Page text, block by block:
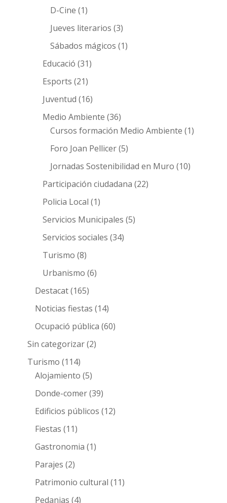
D-Cine (1)
Jueves literarios (3)
Sábados mágicos (1)
Educació (31)
Esports (21)
Juventud (16)
Medio Ambiente (36)
Cursos formación Medio Ambiente (1)
Foro Joan Pellicer(5)
Jornadas Sostenibilidad en Muro (10)
Participación ciudadana (22)
Policia Local (1)
Servicios Municipales (5)
Servicios sociales (34)
Turismo (8)
Urbanismo (6)
Destacat(165)
Noticias fiestas (14)
Ocupació pública (60)
Sin categorizar(2)
Turismo (114)
Alojamiento (5)
Donde-comer(39)
Edificios públicos (12)
Fiestas (11)
Gastronomia (1)
Parajes (2)
Patrimonio cultural (11)
Pedanias (4)